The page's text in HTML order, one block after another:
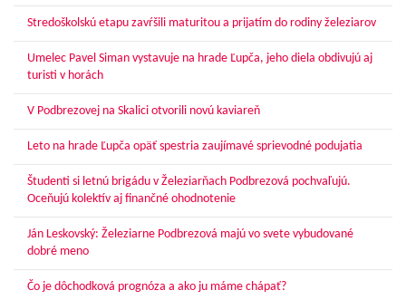
Stredoškolskú etapu zavŕšili maturitou a prijatím do rodiny železiarov
Umelec Pavel Siman vystavuje na hrade Ľupča, jeho diela obdivujú aj
turisti v horách
V Podbrezovej na Skalici otvorili novú kaviareň
Leto na hrade Ľupča opäť spestria zaujímavé sprievodné podujatia
Študenti si letnú brigádu v Železiarňach Podbrezová pochvaľujú.
Oceňujú kolektív aj finančné ohodnotenie
Ján Leskovský: Železiarne Podbrezová majú vo svete vybudované
dobré meno
Čo je dôchodková prognóza a ako ju máme chápať?